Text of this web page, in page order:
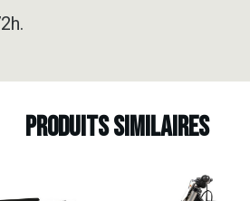
Produits similaires